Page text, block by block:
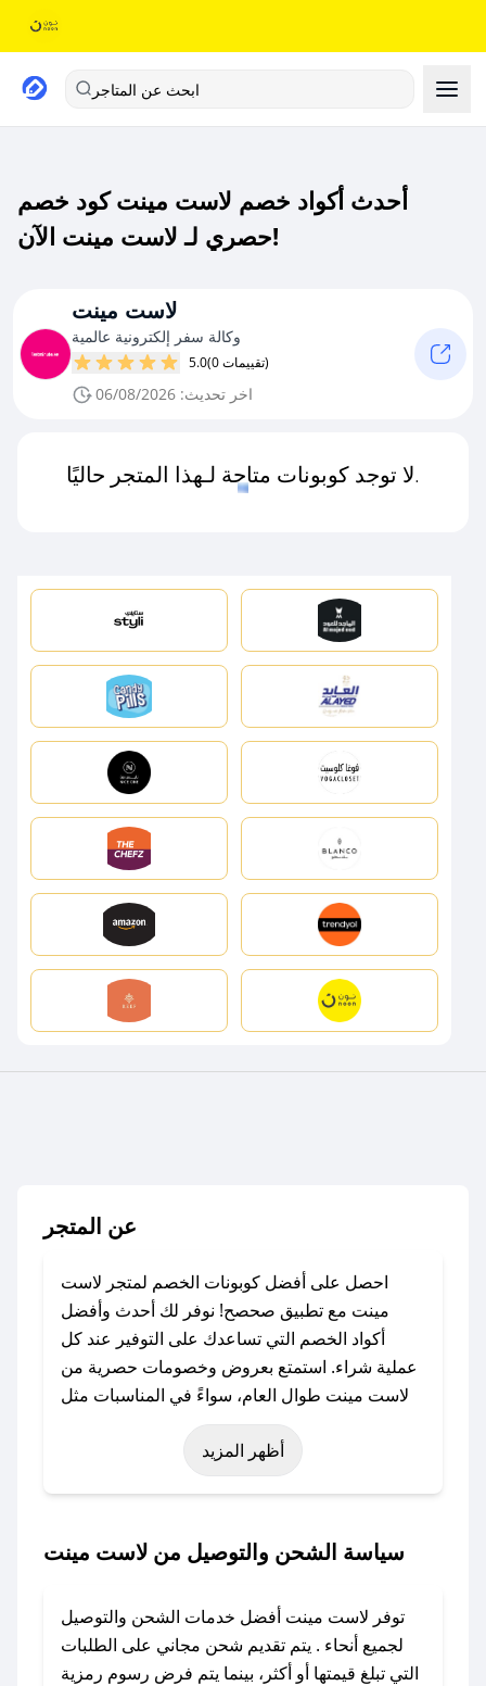
ابحث عن المتاجر
أحدث أكواد خصم لاست مينت كود خصم
حصري لـ لاست مينت الآن!
لاست مينت
وكالة سفر إلكترونية عالمية
5.0 (0 تقييمات)
اخر تحديث: 06/08/2026
لا توجد كوبونات متاحة لـهذا المتجر حاليًا.
عن المتجر
احصل على أفضل كوبونات الخصم لمتجر لاست
مينت مع تطبيق صحصح! نوفر لك أحدث وأفضل
أكواد الخصم التي تساعدك على التوفير عند كل
عملية شراء. استمتع بعروض وخصومات حصرية من
لاست مينت طوال العام، سواءً في المناسبات مثل
عيد الفطر، عيد الأضحى، الجمعة البيضاء (شهر
نوفمبر)، رمضان، اليوم الوطني، يوم التأسيس، أو
حتى عروض خاصة أخرى.
باستخدام تطبيق صحصح، يمكنك العثور بسهولة على
تواصل معنا عبر تويتر أو البريد الإلكتروني لإضافته
بسرعة.
أظهر المزيد
سياسة الشحن والتوصيل من لاست مينت
توفر لاست مينت أفضل خدمات الشحن والتوصيل
لجميع أنحاء . يتم تقديم شحن مجاني على الطلبات
التي تبلغ قيمتها أو أكثر، بينما يتم فرض رسوم رمزية